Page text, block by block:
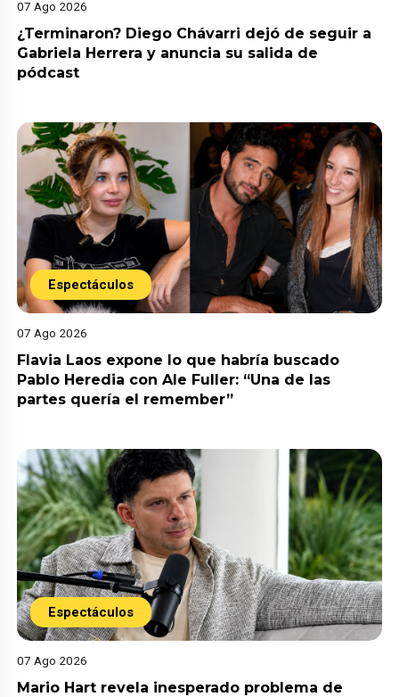
07 Ago 2026
¿Terminaron? Diego Chávarri dejó de seguir a
Gabriela Herrera y anuncia su salida de
pódcast
Espectáculos
07 Ago 2026
Flavia Laos expone lo que habría buscado
Pablo Heredia con Ale Fuller: “Una de las
partes quería el remember”
Espectáculos
07 Ago 2026
Mario Hart revela inesperado problema de